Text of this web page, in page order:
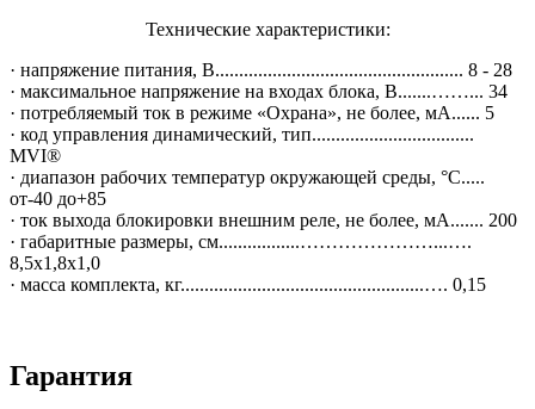
Технические характеристики:
· напряжение питания, В.................................................... 8 - 28
· максимальное напряжение на входах блока, В.......……... 34
· потребляемый ток в режиме «Охрана», не более, мА...... 5
· код управления динамический, тип..................................
MVI®
· диапазон рабочих температур окружающей среды, °С.....
от-40 до+85
· ток выхода блокировки внешним реле, не более, мА....... 200
· габаритные размеры, см.................…………………...….
8,5х1,8х1,0
· масса комплекта, кг...................................................…. 0,15
Гарантия